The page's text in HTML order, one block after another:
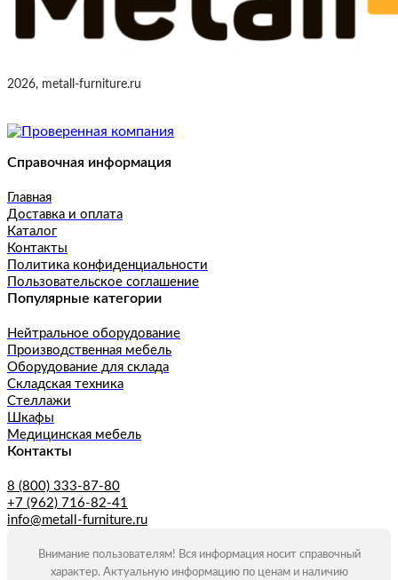
2026, metall-furniture.ru
Справочная информация
Главная
Доставка и оплата
Каталог
Контакты
Политика конфиденциальности
Пользовательское соглашение
Популярные категории
Нейтральное оборудование
Производственная мебель
Оборудование для склада
Складская техника
Стеллажи
Шкафы
Медицинская мебель
Контакты
8 (800) 333-87-80
+7 (962) 716-82-41
info@metall-furniture.ru
Внимание пользователям! Вся информация носит справочный
характер. Актуальную информацию по ценам и наличию